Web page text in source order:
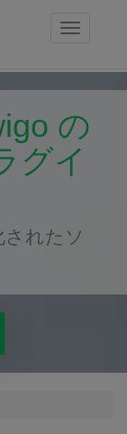
Toggle
の
グイ
れたソ